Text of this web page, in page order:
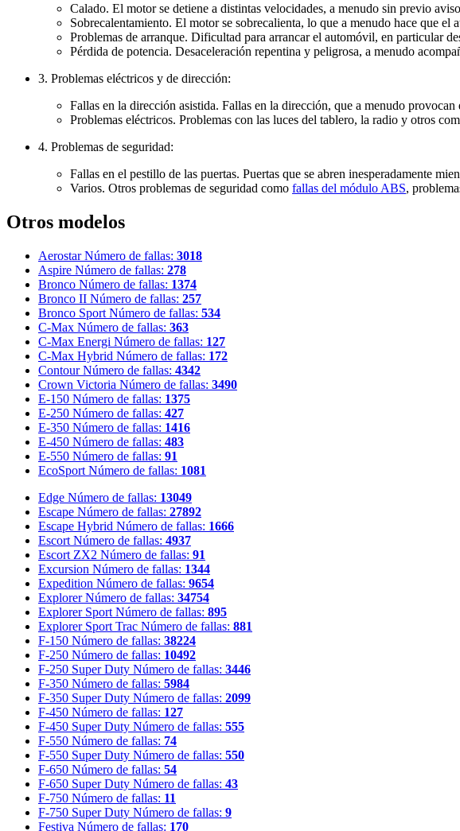
Calado. El motor se detiene a distintas velocidades, a menudo sin previo
Sobrecalentamiento. El motor se sobrecalienta, lo que a menudo hace que el
Problemas de arranque. Dificultad para arrancar el automóvil, en particular
Pérdida de potencia. Desaceleración repentina y peligrosa, a menudo
3. Problemas eléctricos y de dirección:
Fallas en la dirección asistida. Fallas en la dirección, que a menudo
Problemas eléctricos. Problemas con las luces del tablero, la radio y otros
4. Problemas de seguridad:
Fallas en el pestillo de las puertas. Puertas que se abren inesperadamente
Varios. Otros problemas de seguridad como fallas del módulo ABS,
Otros modelos
Aerostar Número de fallas: 3018
Aspire Número de fallas: 278
Bronco Número de fallas: 1374
Bronco II Número de fallas: 257
Bronco Sport Número de fallas: 534
C-Max Número de fallas: 363
C-Max Energi Número de fallas: 127
C-Max Hybrid Número de fallas: 172
Contour Número de fallas: 4342
Crown Victoria Número de fallas: 3490
E-150 Número de fallas: 1375
E-250 Número de fallas: 427
E-350 Número de fallas: 1416
E-450 Número de fallas: 483
E-550 Número de fallas: 91
EcoSport Número de fallas: 1081
Edge Número de fallas: 13049
Escape Número de fallas: 27892
Escape Hybrid Número de fallas: 1666
Escort Número de fallas: 4937
Escort ZX2 Número de fallas: 91
Excursion Número de fallas: 1344
Expedition Número de fallas: 9654
Explorer Número de fallas: 34754
Explorer Sport Número de fallas: 895
Explorer Sport Trac Número de fallas: 881
F-150 Número de fallas: 38224
F-250 Número de fallas: 10492
F-250 Super Duty Número de fallas: 3446
F-350 Número de fallas: 5984
F-350 Super Duty Número de fallas: 2099
F-450 Número de fallas: 127
F-450 Super Duty Número de fallas: 555
F-550 Número de fallas: 74
F-550 Super Duty Número de fallas: 550
F-650 Número de fallas: 54
F-650 Super Duty Número de fallas: 43
F-750 Número de fallas: 11
F-750 Super Duty Número de fallas: 9
Festiva Número de fallas: 170